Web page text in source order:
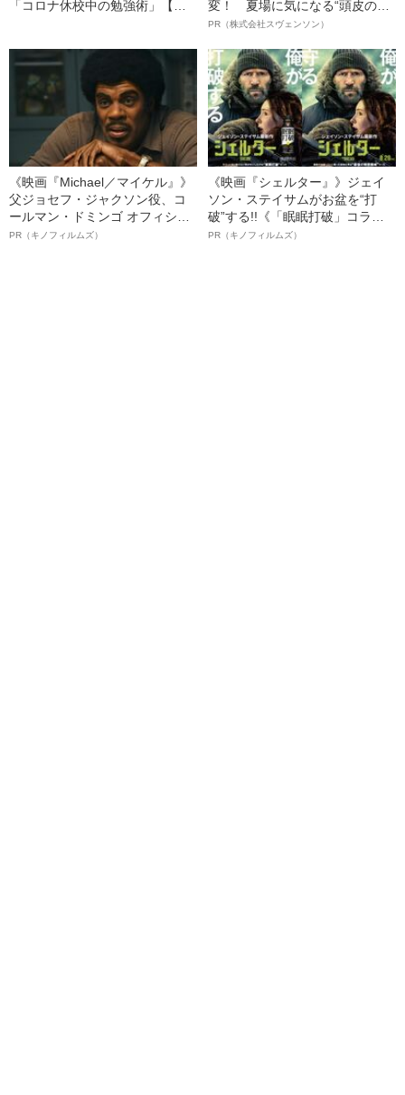
「コロナ休校中の勉強術」【生
変！ 夏場に気になる“頭皮のニ
オイ”や“ベタつき”を解消す
ト”が生み出した徹底ケアとは
PR（株式会社スヴェンソン）
《映画『Michael／マイケル』》
父ジョセフ・ジャクソン役、コ
ールマン・ドミンゴ オフィシャ
ルインタビュー“観客を魅了した
PR（キノフィルムズ）
《映画『シェルター』》ジェイ
ソン・ステイサムがお盆を“打
破”する!!《「眠眠打破」コラ
ボ》
PR（キノフィルムズ）